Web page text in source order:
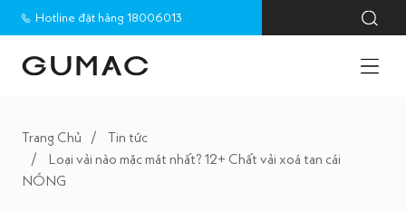
Hotline đặt hàng 18006013
Trang Chủ
Tin tức
Loại vải nào mặc mát nhất? 12+ Chất vải xoá tan cái
NÓNG